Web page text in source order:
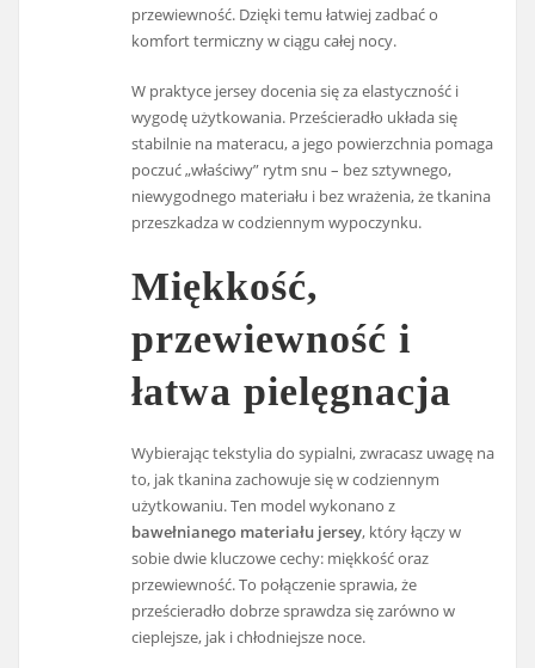
przewiewność. Dzięki temu łatwiej zadbać o
komfort termiczny w ciągu całej nocy.
W praktyce jersey docenia się za elastyczność i
wygodę użytkowania. Prześcieradło układa się
stabilnie na materacu, a jego powierzchnia pomaga
poczuć „właściwy” rytm snu – bez sztywnego,
niewygodnego materiału i bez wrażenia, że tkanina
przeszkadza w codziennym wypoczynku.
Miękkość,
przewiewność i
łatwa pielęgnacja
Wybierając tekstylia do sypialni, zwracasz uwagę na
to, jak tkanina zachowuje się w codziennym
użytkowaniu. Ten model wykonano z
bawełnianego materiału jersey, który łączy w
sobie dwie kluczowe cechy: miękkość oraz
przewiewność. To połączenie sprawia, że
prześcieradło dobrze sprawdza się zarówno w
cieplejsze, jak i chłodniejsze noce.